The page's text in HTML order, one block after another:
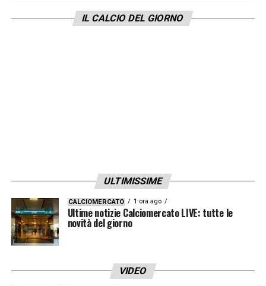
ora non più presente nel procedimento.
IL CALCIO DEL GIORNO
ULTIMISSIME
CALCIOMERCATO 1 ora ago
Ultime notizie Calciomercato LIVE: tutte le
novità del giorno
VIDEO